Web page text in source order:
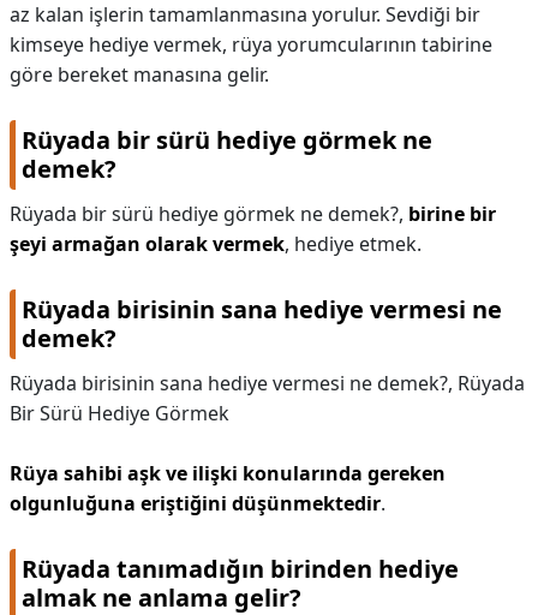
az kalan işlerin tamamlanmasına yorulur. Sevdiği bir
kimseye hediye vermek, rüya yorumcularının tabirine
göre bereket manasına gelir.
Rüyada bir sürü hediye görmek ne
demek?
Rüyada bir sürü hediye görmek ne demek?, birine bir
şeyi armağan olarak vermek, hediye etmek.
Rüyada birisinin sana hediye vermesi ne
demek?
Rüyada birisinin sana hediye vermesi ne demek?, Rüyada
Bir Sürü Hediye Görmek
Rüya sahibi aşk ve ilişki konularında gereken
olgunluğuna eriştiğini düşünmektedir.
Rüyada tanımadığın birinden hediye
almak ne anlama gelir?